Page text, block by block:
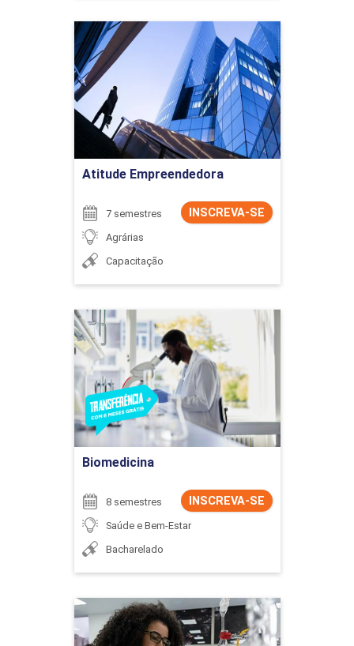
Atitude Empreendedora
INSCREVA-SE
7 semestres
Agrárias
Capacitação
Atitude Empreendedora
Detalhes do curso
Ir para Inscrição
Biomedicina
INSCREVA-SE
8 semestres
Saúde e Bem-Estar
Bacharelado
Biomedicina
Detalhes do curso
Ir para Inscrição
Biomedicina